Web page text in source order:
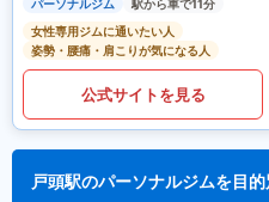
パーソナルジム
駅から車で11分
女性専用ジムに通いたい人
姿勢・腰痛・肩こりが気になる人
公式サイトを見る
戸頭駅のパーソナルジムを目